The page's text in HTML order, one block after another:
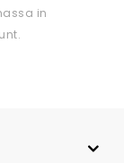
in